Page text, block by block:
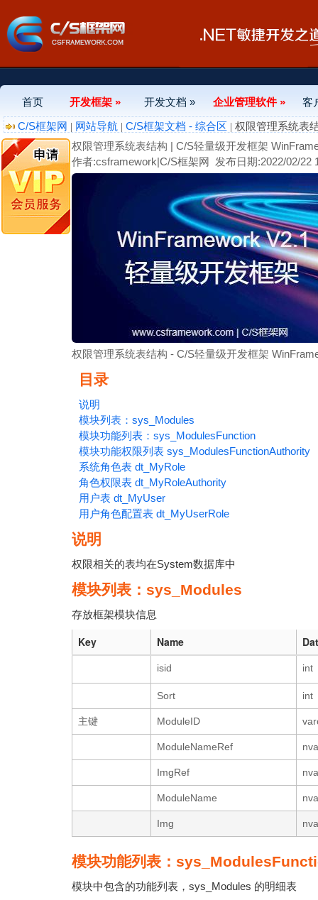
首页 开发框架 » 开发文档 » 企业管理软件 »
客
C/S框架网 | 网站导航 | C/S框架文档 - 综合区 | 权限管理系统表
权限管理系统表结构 | C/S轻量级开发框架
作者:csframework|C/S框架网 发布日期:2022/02/22
权限管理系统表结构 - C/S轻量级开发框架
目录
说明
模块列表：sys_Modules
模块功能列表：sys_ModulesFunction
模块功能权限列表 sys_ModulesFunctionAuthority
系统角色表 dt_MyRole
角色权限表 dt_MyRoleAuthority
用户表 dt_MyUser
用户角色配置表 dt_MyUserRole
说明
权限相关的表均在System数据库中
模块列表：sys_Modules
存放框架模块信息
Key Name
isid int
Sort int
主键 ModuleID
ModuleNameRef
ImgRef
ModuleName
Img
模块功能列表：
模块中包含的功能列表，sys_Modules 的明细表